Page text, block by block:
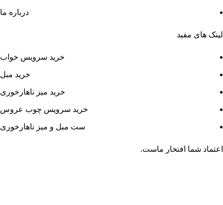
درباره ما
لینک های مفید
خرید سرویس خواب
خرید مبل
خرید میز ناهارخوری
خرید سرویس چوب عروس
ست مبل و میز ناهارخوری
اعتماد شما افتخار ماست.